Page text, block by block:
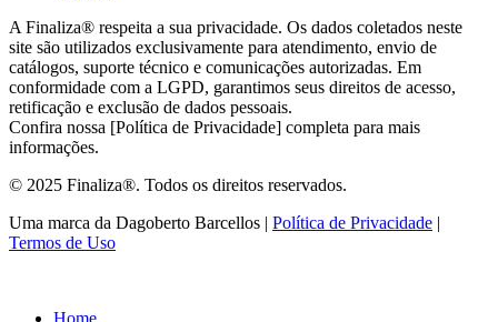
A Finaliza® respeita a sua privacidade. Os dados coletados neste
site são utilizados exclusivamente para atendimento, envio de
catálogos, suporte técnico e comunicações autorizadas. Em
conformidade com a LGPD, garantimos seus direitos de acesso,
retificação e exclusão de dados pessoais.
Confira nossa [Política de Privacidade] completa para mais
informações.
© 2025 Finaliza®. Todos os direitos reservados.
Uma marca da Dagoberto Barcellos | Política de Privacidade |
Termos de Uso
Home